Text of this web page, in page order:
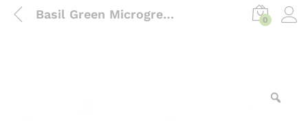
Basil Green Microgreen 50 grams 0